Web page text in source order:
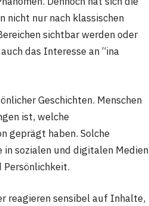
nicht nur nach klassischen
sichtbar werden oder
das Interesse an “ina
Geschichten. Menschen
ist, welche
geprägt haben. Solche
in sozialen und digitalen Medien
reagieren sensibel auf Inhalte,